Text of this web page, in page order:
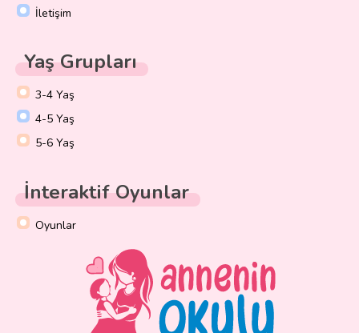
İletişim
Yaş Grupları
3-4 Yaş
4-5 Yaş
5-6 Yaş
İnteraktif Oyunlar
Oyunlar